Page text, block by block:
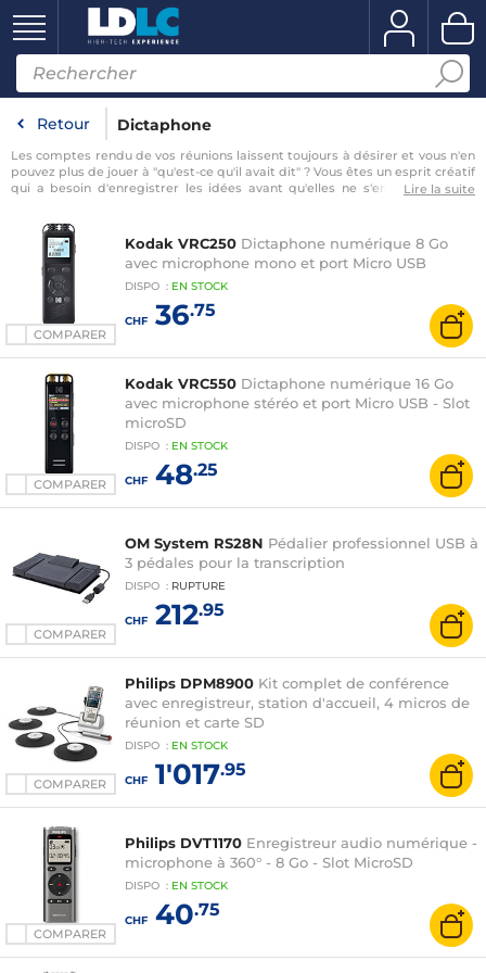
Retour Dictaphone
Les comptes rendu de vos réunions laissent toujours à désirer et vous n'en
pouvez plus de jouer à "qu'est-ce qu'il avait dit" ? Vous êtes un esprit créatif
qui a besoin d'enregistrer les idées avant qu'elles ne s'envolent ? Nous
qu'elle fuse lors d'une réunion, d'un rêve fugace ou d'une interview en
extérieur, la catégorie Dictaphone de LDLC a le produit qu'il vous faut !
Vous avez besoin d'un dictaphone qui soit conçu pour retranscrire vos
réunions animées ou les avis s'entrechoquent, le ton monte et tout le
Lire la suite
COMPARER
Kodak VRC250 Dictaphone numérique 8 Go
avec microphone mono et port Micro USB
DISPO : EN STOCK
CHF36.75
COMPARER
Kodak VRC550 Dictaphone numérique 16 Go
avec microphone stéréo et port Micro USB - Slot
microSD
DISPO : EN STOCK
CHF48.25
COMPARER
OM System RS28N Pédalier professionnel USB à
3 pédales pour la transcription
DISPO : RUPTURE
CHF212.95
COMPARER
Philips DPM8900 Kit complet de conférence
avec enregistreur, station d'accueil, 4 micros de
réunion et carte SD
DISPO : EN STOCK
CHF1'017.95
COMPARER
Philips DVT1170 Enregistreur audio numérique -
microphone à 360° - 8 Go - Slot MicroSD
DISPO : EN STOCK
CHF40.75